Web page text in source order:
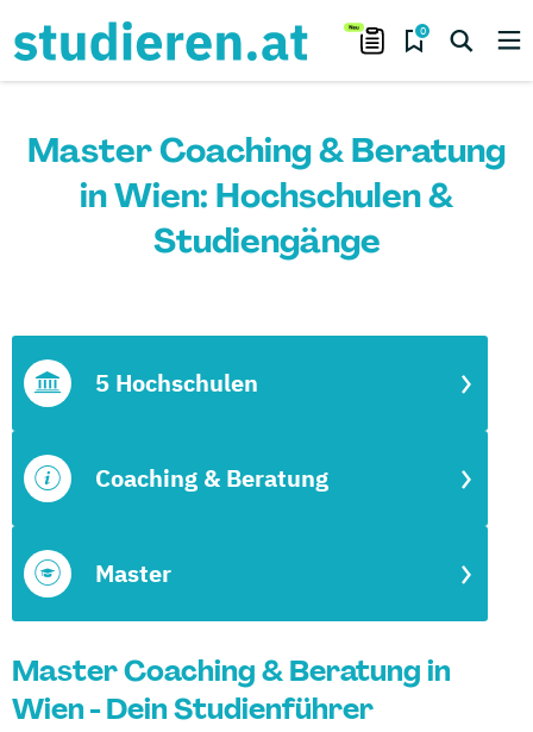
0
Master Coaching & Beratung
in Wien: Hochschulen &
Studiengänge
Master
Coaching & Beratung
5 Hochschulen
Master Coaching & Beratung in
Wien - Dein Studienführer